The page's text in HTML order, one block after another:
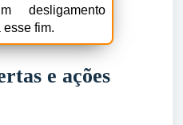
desligamento
esse fim.
e ações